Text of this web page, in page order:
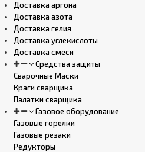
Доставка аргона
Доставка азота
Доставка гелия
Доставка углекислоты
Доставка смеси
Средства защиты
Сварочные Маски
Краги сварщика
Палатки сварщика
Газовое оборудование
Газовые горелки
Газовые резаки
Редукторы